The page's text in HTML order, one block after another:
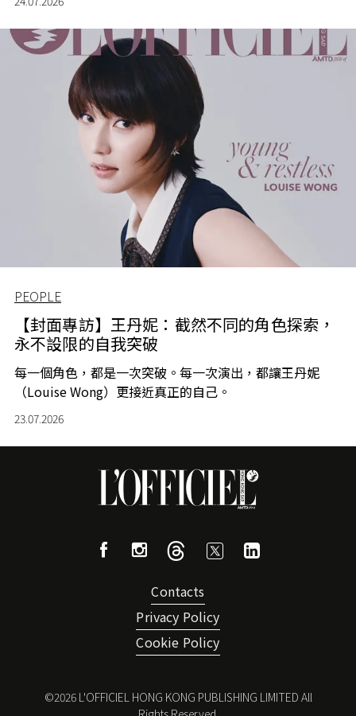
PEOPLE
【封面專訪】王丹妮：截然不同的角色探索，
永不設限的自我突破
每一個角色，都是一次突破。每一次演出，都讓王丹妮
（Louise Wong）更接近真正的自己。
23.07.2026
Contacts
Privacy Policy
Cookie Policy
©2026L'OFFICIEL HONG KONG PUBLISHING LIMITED All